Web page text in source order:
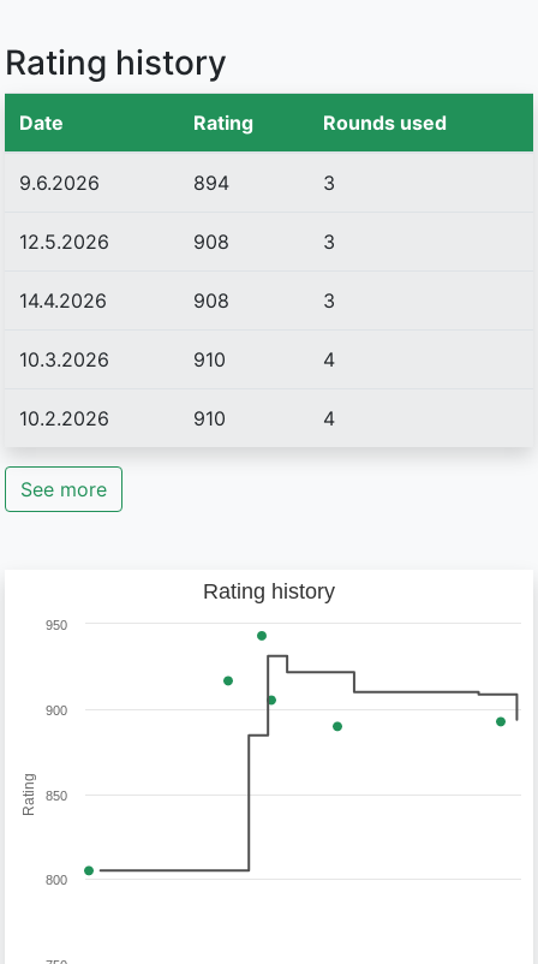
Rating history
Date Rating Rounds used
9.6.2026 894 3
12.5.2026 908 3
14.4.2026 908 3
10.3.2026 910 4
10.2.2026 910 4
See more
Rating
Rating history
800
850
900
950